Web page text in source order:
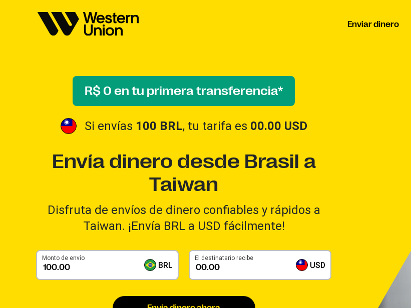
Enviar dinero
R$ 0 en tu primera transferencia*
Si envías 100 BRL, tu tarifa es 00.00 USD
Envía dinero desde Brasil a
Taiwan
Disfruta de envíos de dinero confiables y rápidos a
Taiwan. ¡Envía BRL a USD fácilmente!
Monto de envío
BRL
El destinatario recibe
USD